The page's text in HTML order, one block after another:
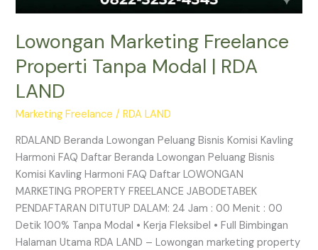
Lowongan Marketing Freelance
Properti Tanpa Modal | RDA
LAND
Marketing Freelance /RDA LAND
RDALAND Beranda Lowongan Peluang Bisnis Komisi Kavling
Harmoni FAQ Daftar Beranda Lowongan Peluang Bisnis
Komisi Kavling Harmoni FAQ Daftar LOWONGAN
MARKETING PROPERTY FREELANCE JABODETABEK
PENDAFTARAN DITUTUP DALAM: 24 Jam : 00 Menit : 00
Detik 100% Tanpa Modal • Kerja Fleksibel • Full Bimbingan
Halaman Utama RDA LAND – Lowongan marketing property